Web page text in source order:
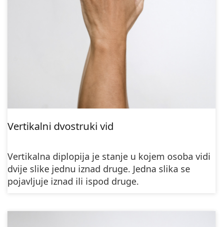
Vertikalni dvostruki vid
Vertikalna diplopija je stanje u kojem osoba vidi
dvije slike jednu iznad druge. Jedna slika se
pojavljuje iznad ili ispod druge.